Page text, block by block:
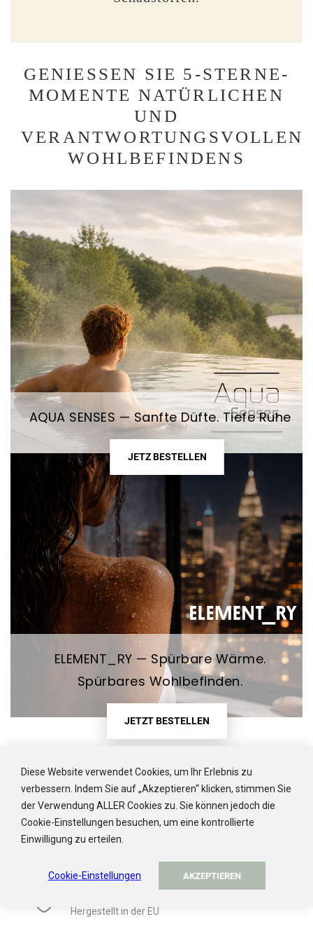
GENIESSEN SIE 5-STERNE-M
OMENTE NATÜRLICHEN U
ND V
ERANTWORTUNGSVOLLEN W
OHLBEFINDENS
AQUA SENSES — Sanfte Düfte. Tiefe Ruhe
JETZ BESTELLEN
ELEMENT_RY — Spürbare Wärme.
Spürbares Wohlbefinden.
JETZT BESTELLEN
SCHNELLER VERSAND
Deutschlandweit versandfreie Lieferung ab
45€ Bestellwert
CUSTOMER SERVICE
HÖCHSTE PRODUKTQUALITÄT
Hergestellt in der EU
Diese Website verwendet Cookies, um Ihr Erlebnis zu
verbessern. Indem Sie auf „Akzeptieren“ klicken, stimmen Sie
der Verwendung ALLER Cookies zu. Sie können jedoch die
Cookie-Einstellungen besuchen, um eine kontrollierte
Einwilligung zu erteilen.
Cookie-Einstellungen AKZEPTIEREN